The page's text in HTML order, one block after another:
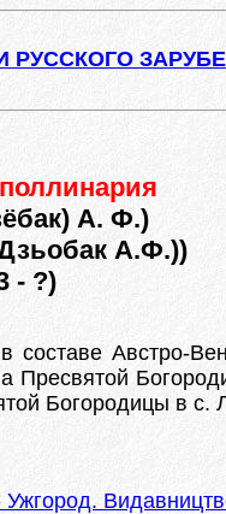
РУССКОГО
А. Ф.)
А.Ф.))
- ?)
Австро-
Пресвятой
Богородицы в